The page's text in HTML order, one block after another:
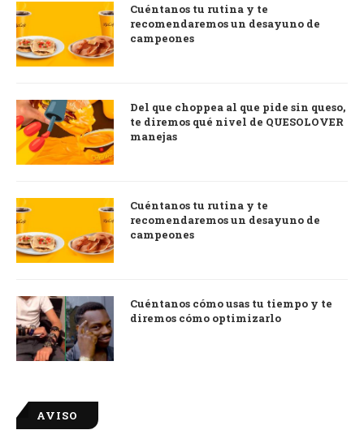
Cuéntanos tu rutina y te
recomendaremos un desayuno de
campeones
Del que choppea al que pide sin queso,
te diremos qué nivel de QUESOLOVER
manejas
Cuéntanos tu rutina y te
recomendaremos un desayuno de
campeones
Cuéntanos cómo usas tu tiempo y te
diremos cómo optimizarlo
AVISO